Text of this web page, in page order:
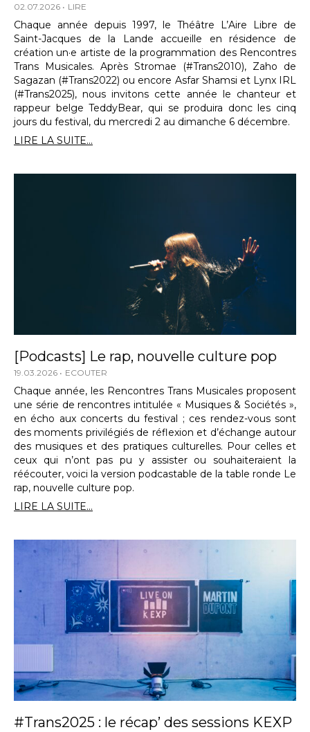
02.07.2026 LIRE
Chaque année depuis 1997, le Théâtre L’Aire Libre de
Saint-Jacques de la Lande accueille en résidence de
création un·e artiste de la programmation des Rencontres
Trans Musicales. Après Stromae (#Trans2010), Zaho de
Sagazan (#Trans2022) ou encore Asfar Shamsi et Lynx IRL
(#Trans2025), nous invitons cette année le chanteur et
rappeur belge TeddyBear, qui se produira donc les cinq
jours du festival, du mercredi 2 au dimanche 6 décembre.
LIRE LA SUITE...
[Podcasts] Le rap, nouvelle culture pop
19.03.2026 ECOUTER
Chaque année, les Rencontres Trans Musicales proposent
une série de rencontres intitulée « Musiques & Sociétés »,
en écho aux concerts du festival ; ces rendez-vous sont
des moments privilégiés de réflexion et d’échange autour
des musiques et des pratiques culturelles. Pour celles et
ceux qui n’ont pas pu y assister ou souhaiteraient la
réécouter, voici la version podcastable de la table ronde Le
rap, nouvelle culture pop.
LIRE LA SUITE...
#Trans2025 : le récap’ des sessions KEXP